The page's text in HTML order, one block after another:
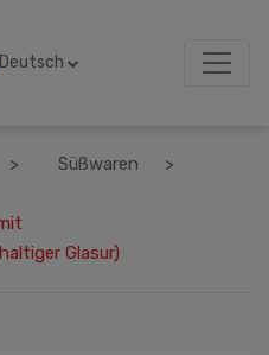
Süßwaren
Glasur)